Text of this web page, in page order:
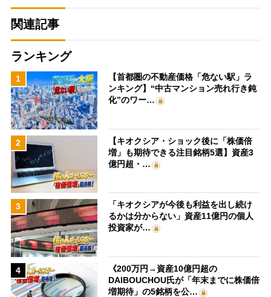
関連記事
ランキング
1
【首都圏の不動産価格「危ない駅」ラ
ンキング】“中古マンション売れ行き鈍
化”のワー…
2
【キオクシア・ショック後に「株価倍
増」も期待できる注目銘柄5選】資産3
億円超・…
3
「キオクシアが今後も利益を出し続け
るかは分からない」資産11億円の個人
投資家が…
4
《200万円→資産10億円超の
DAIBOUCHOU氏が「年末までに株価倍
増期待」の5銘柄を公…